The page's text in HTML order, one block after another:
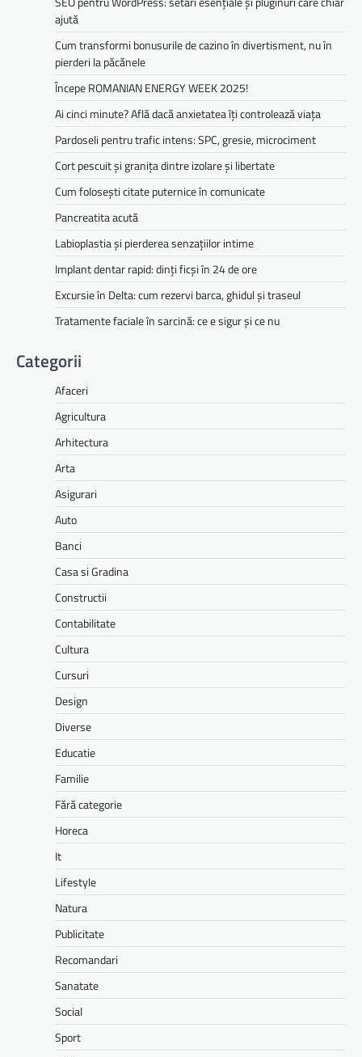
ajută
Cum transformi bonusurile de cazino în divertisment, nu în
pierderi la păcănele
Începe ROMANIAN ENERGY WEEK 2025!
Ai cinci minute? Află dacă anxietatea îți controlează viața
Pardoseli pentru trafic intens: SPC, gresie, microciment
Cort pescuit și granița dintre izolare și libertate
Cum folosești citate puternice în comunicate
Pancreatita acută
Labioplastia și pierderea senzațiilor intime
Implant dentar rapid: dinți ficși în 24 de ore
Excursie în Delta: cum rezervi barca, ghidul și traseul
Tratamente faciale în sarcină: ce e sigur și ce nu
Categorii
Afaceri
Agricultura
Arhitectura
Arta
Asigurari
Auto
Banci
Casa si Gradina
Constructii
Contabilitate
Cultura
Cursuri
Design
Diverse
Educatie
Familie
Fără categorie
Horeca
It
Lifestyle
Natura
Publicitate
Recomandari
Sanatate
Social
Sport